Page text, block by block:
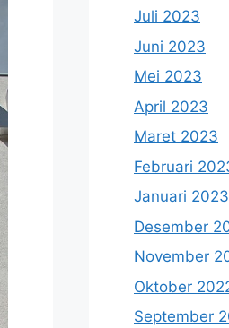
Juli 2023
Juni 2023
Mei 2023
April 2023
Maret 2023
Februari
Januari 2023
Desember
November
Oktober
September